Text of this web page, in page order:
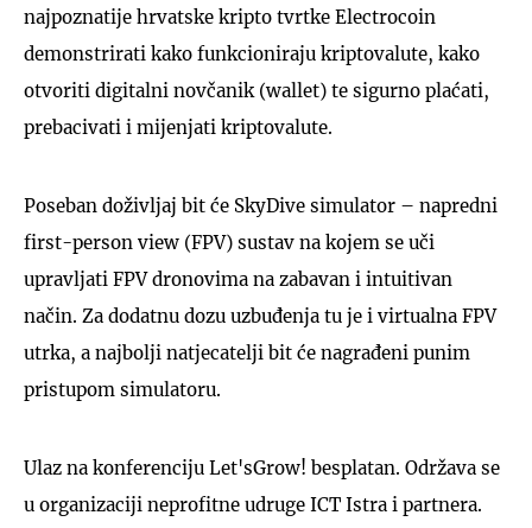
najpoznatije hrvatske kripto tvrtke Electrocoin
demonstrirati kako funkcioniraju kriptovalute, kako
otvoriti digitalni novčanik (wallet) te sigurno plaćati,
prebacivati i mijenjati kriptovalute.
Poseban doživljaj bit će SkyDive simulator – napredni
first-person view (FPV) sustav na kojem se uči
upravljati FPV dronovima na zabavan i intuitivan
način. Za dodatnu dozu uzbuđenja tu je i virtualna FPV
utrka, a najbolji natjecatelji bit će nagrađeni punim
pristupom simulatoru.
Ulaz na konferenciju Let'sGrow! besplatan. Održava se
u organizaciji neprofitne udruge ICT Istra i partnera.